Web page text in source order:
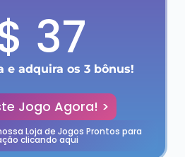
37
e adquira os 3 bônus!
Jogo Agora! >
Loja de Jogos Prontos para
clicando aqui